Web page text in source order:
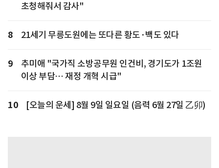
초청해줘서 감사"
8 21세기 무릉도원에는 또다른 황도·백도 있다
9
추미애 "국가직 소방공무원 인건비, 경기도가 1조원
이상 부담… 재정 개혁 시급"
10 [오늘의 운세] 8월 9일 일요일 (음력 6월 27일 乙卯)